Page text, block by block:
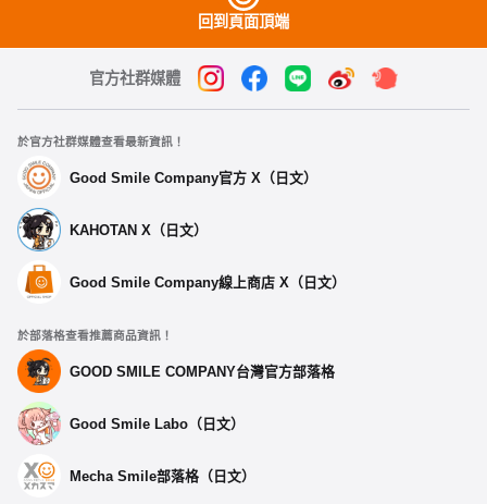
山千紗
2026年02月發售・每人限購3個
蔚藍檔案 Holiday Saunter系列 壓克力立牌鑰匙圈 早
2026年02月發售・每人限購3個
回到頁面頂端
官方社群媒體
於官方社群媒體查看最新資訊！
Good Smile Company官方 X（日文）
KAHOTAN X（日文）
Good Smile Company線上商店 X（日文）
於部落格查看推薦商品資訊！
GOOD SMILE COMPANY台灣官方部落格
Good Smile Labo（日文）
Mecha Smile部落格（日文）